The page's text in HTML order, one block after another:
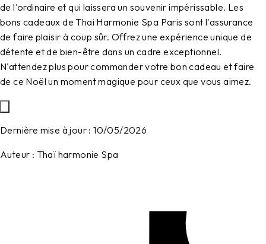
de l'ordinaire et qui laissera un souvenir impérissable. Les
bons cadeaux de Thai Harmonie Spa Paris sont l'assurance
de faire plaisir à coup sûr. Offrez une expérience unique de
détente et de bien-être dans un cadre exceptionnel.
N'attendez plus pour commander votre bon cadeau et faire
de ce Noël un moment magique pour ceux que vous aimez.
Dernière mise à jour : 10/05/2026
Auteur : Thaï harmonie Spa